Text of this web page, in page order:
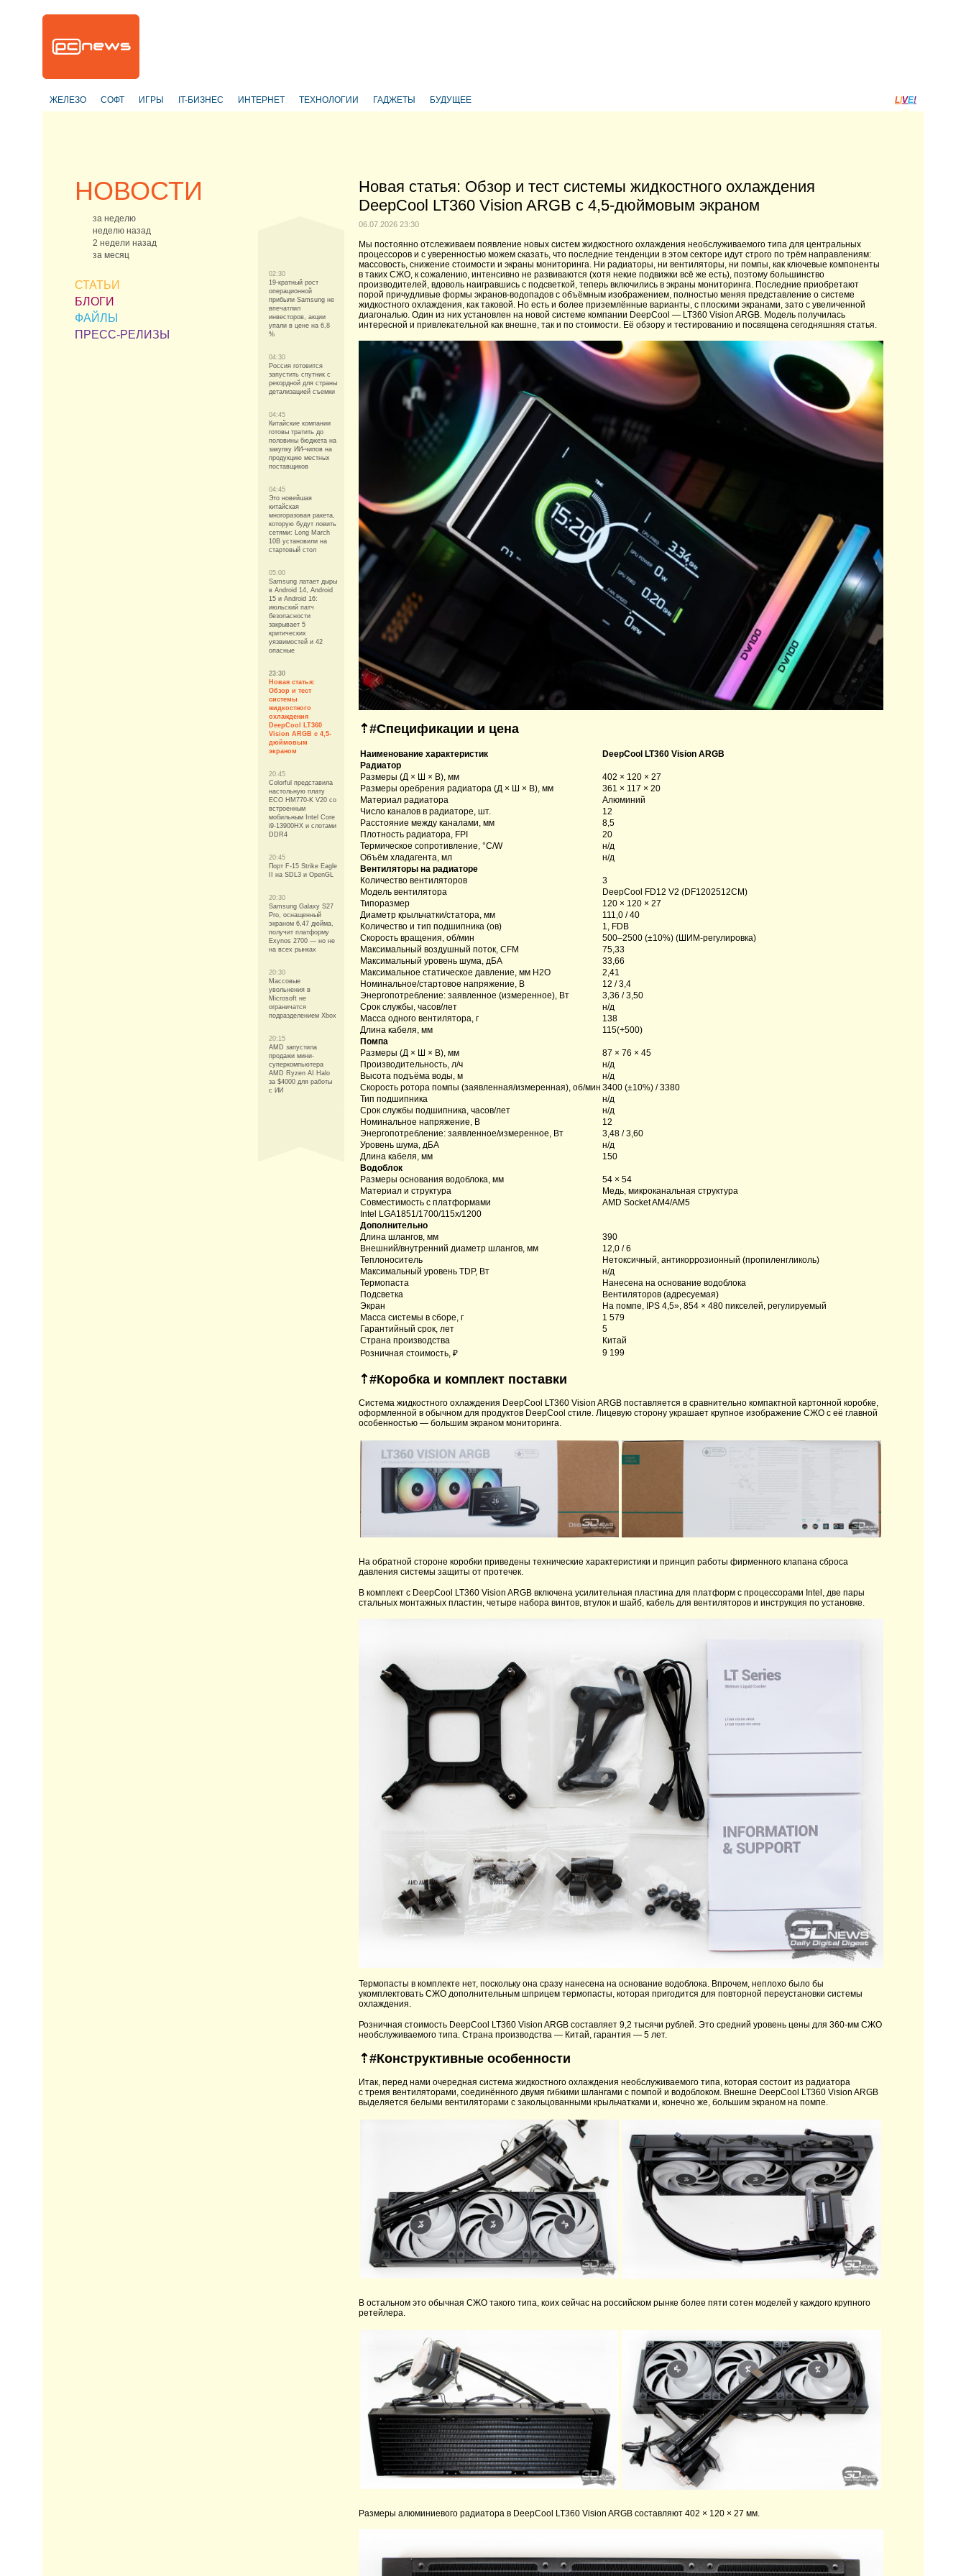
ЖЕЛЕЗО СОФТ ИГРЫ IT-БИЗНЕС ИНТЕРНЕТ ТЕХНОЛОГИИ ГАДЖЕТЫ БУДУЩЕЕ LIVE!
НОВОСТИ
за неделю
неделю назад
2 недели назад
за месяц
СТАТЬИ
БЛОГИ
ФАЙЛЫ
ПРЕСС-РЕЛИЗЫ
02:30
19-кратный рост
операционной
прибыли Samsung не
впечатлил
инвесторов, акции
упали в цене на 6,8
%
04:30
Россия готовится
запустить спутник с
рекордной для страны
детализацией съемки
04:45
Китайские компании
готовы тратить до
половины бюджета на
закупку ИИ-чипов на
продукцию местных
поставщиков
04:45
Это новейшая
китайская
многоразовая ракета,
которую будут ловить
сетями: Long March
10B установили на
стартовый стол
05:00
Samsung латает дыры
в Android 14, Android
15 и Android 16:
июльский патч
безопасности
закрывает 5
критических
уязвимостей и 42
опасные
23:30
Новая статья:
Обзор и тест
системы
жидкостного
охлаждения
DeepCool LT360
Vision ARGB с 4,5-
дюймовым
экраном
20:45
Colorful представила
настольную плату
ECO HM770-K V20 со
встроенным
мобильным Intel Core
i9-13900HX и слотами
DDR4
20:45
Порт F-15 Strike Eagle
II на SDL3 и OpenGL
20:30
Samsung Galaxy S27
Pro, оснащенный
экраном 6,47 дюйма,
получит платформу
Exynos 2700 — но не
на всех рынках
20:30
Массовые
увольнения в
Microsoft не
ограничатся
подразделением Xbox
20:15
AMD запустила
продажи мини-
суперкомпьютера
AMD Ryzen AI Halo
за $4000 для работы
с ИИ
Новая статья: Обзор и тест системы жидкостного охлаждения
DeepCool LT360 Vision ARGB с 4,5-дюймовым экраном
06.07.2026 23:30
Мы постоянно отслеживаем появление новых систем жидкостного охлаждения необслуживаемого типа для центральных
процессоров и с уверенностью можем сказать, что последние тенденции в этом секторе идут строго по трём направлениям:
массовость, снижение стоимости и экраны мониторинга. Ни радиаторы, ни вентиляторы, ни помпы, как ключевые компоненты
в таких СЖО, к сожалению, интенсивно не развиваются (хотя некие подвижки всё же есть), поэтому большинство
производителей, вдоволь наигравшись с подсветкой, теперь включились в экраны мониторинга. Последние приобретают
порой причудливые формы экранов-водопадов с объёмным изображением, полностью меняя представление о системе
жидкостного охлаждения, как таковой. Но есть и более приземлённые варианты, с плоскими экранами, зато с увеличенной
диагональю. Один из них установлен на новой системе компании DeepCool — LT360 Vision ARGB. Модель получилась
интересной и привлекательной как внешне, так и по стоимости. Её обзору и тестированию и посвящена сегодняшняя статья.
⇡#Спецификации и цена
Наименование характеристик
DeepCool LT360 Vision ARGB
Радиатор
Размеры (Д × Ш × В), мм
402 × 120 × 27
Размеры оребрения радиатора (Д × Ш × В), мм
361 × 117 × 20
Материал радиатора
Алюминий
Число каналов в радиаторе, шт.
12
Расстояние между каналами, мм
8,5
Плотность радиатора, FPI
20
Термическое сопротивление, °C/W
н/д
Объём хладагента, мл
н/д
Вентиляторы на радиаторе
Количество вентиляторов
3
Модель вентилятора
DeepCool FD12 V2 (DF1202512CM)
Типоразмер
120 × 120 × 27
Диаметр крыльчатки/статора, мм
111,0 / 40
Количество и тип подшипника (ов)
1, FDB
Скорость вращения, об/мин
500–2500 (±10%) (ШИМ-регулировка)
Максимальный воздушный поток, CFM
75,33
Максимальный уровень шума, дБА
33,66
Максимальное статическое давление, мм H2O
2,41
Номинальное/стартовое напряжение, В
12 / 3,4
Энергопотребление: заявленное (измеренное), Вт
3,36 / 3,50
Срок службы, часов/лет
н/д
Масса одного вентилятора, г
138
Длина кабеля, мм
115(+500)
Помпа
Размеры (Д × Ш × В), мм
87 × 76 × 45
Производительность, л/ч
н/д
Высота подъёма воды, м
н/д
Скорость ротора помпы (заявленная/измеренная), об/мин 3400 (±10%) / 3380
Тип подшипника
н/д
Срок службы подшипника, часов/лет
н/д
Номинальное напряжение, В
12
Энергопотребление: заявленное/измеренное, Вт
3,48 / 3,60
Уровень шума, дБА
н/д
Длина кабеля, мм
150
Водоблок
Размеры основания водоблока, мм
54 × 54
Материал и структура
Медь, микроканальная структура
Совместимость с платформами
AMD Socket AM4/AM5
Intel LGA1851/1700/115x/1200
Дополнительно
Длина шлангов, мм
390
Внешний/внутренний диаметр шлангов, мм
12,0 / 6
Теплоноситель
Нетоксичный, антикоррозионный (пропиленгликоль)
Максимальный уровень TDP, Вт
н/д
Термопаста
Нанесена на основание водоблока
Подсветка
Вентиляторов (адресуемая)
Экран
На помпе, IPS 4,5», 854 × 480 пикселей, регулируемый
Масса системы в сборе, г
1 579
Гарантийный срок, лет
5
Страна производства
Китай
Розничная стоимость, ₽
9 199
⇡#Коробка и комплект поставки
Система жидкостного охлаждения DeepCool LT360 Vision ARGB поставляется в сравнительно компактной картонной коробке,
оформленной в обычном для продуктов DeepCool стиле. Лицевую сторону украшает крупное изображение СЖО с её главной
особенностью — большим экраном мониторинга.
На обратной стороне коробки приведены технические характеристики и принцип работы фирменного клапана сброса
давления системы защиты от протечек.
В комплект с DeepCool LT360 Vision ARGB включена усилительная пластина для платформ с процессорами Intel, две пары
стальных монтажных пластин, четыре набора винтов, втулок и шайб, кабель для вентиляторов и инструкция по установке.
Термопасты в комплекте нет, поскольку она сразу нанесена на основание водоблока. Впрочем, неплохо было бы
укомплектовать СЖО дополнительным шприцем термопасты, которая пригодится для повторной переустановки системы
охлаждения.
Розничная стоимость DeepCool LT360 Vision ARGB составляет 9,2 тысячи рублей. Это средний уровень цены для 360-мм СЖО
необслуживаемого типа. Страна производства — Китай, гарантия — 5 лет.
⇡#Конструктивные особенности
Итак, перед нами очередная система жидкостного охлаждения необслуживаемого типа, которая состоит из радиатора
с тремя вентиляторами, соединённого двумя гибкими шлангами с помпой и водоблоком. Внешне DeepCool LT360 Vision ARGB
выделяется белыми вентиляторами с закольцованными крыльчатками и, конечно же, большим экраном на помпе.
В остальном это обычная СЖО такого типа, коих сейчас на российском рынке более пяти сотен моделей у каждого крупного
ретейлера.
Размеры алюминиевого радиатора в DeepCool LT360 Vision ARGB составляют 402 × 120 × 27 мм.